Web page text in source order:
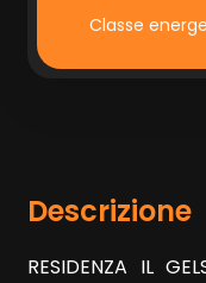
Classe
Descrizione
RESIDENZA IL
Totale
mq